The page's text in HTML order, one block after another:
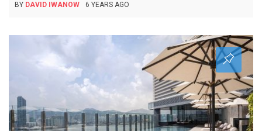
BY DAVID IWANOW 6 YEARS AGO